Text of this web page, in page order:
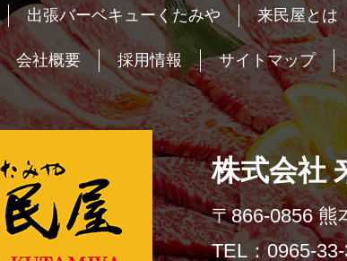
出張バーベキューくたみや 来民屋とは
会社概要 採用情報 サイトマップ
株式会社
〒866-0856 熊
TEL：0965-